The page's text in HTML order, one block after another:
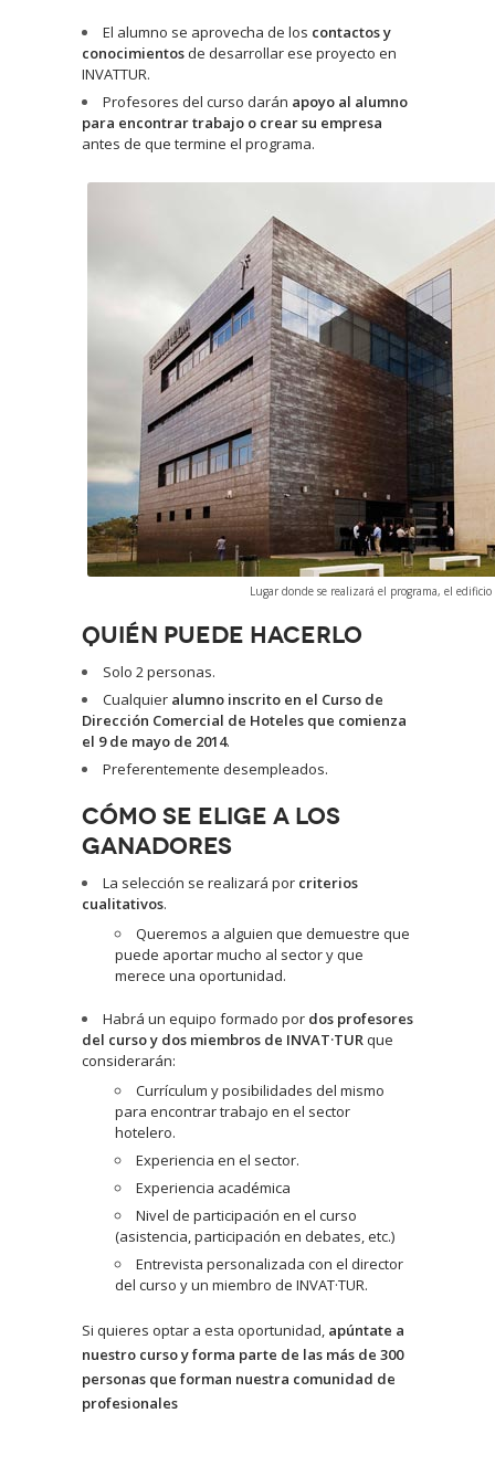
El alumno se aprovecha de los contactos y
conocimientosde desarrollar ese proyecto en
INVATTUR.
Profesores del curso darán apoyo al alumno
para encontrar trabajo o crear su empresa
antes de que termine el programa.
Lugar donde se realizará el programa, el
QUIÉN PUEDE HACERLO
Solo 2 personas.
Cualquier alumno inscrito en el Curso de
Dirección Comercial de Hoteles que comienza
el 9 de mayo de 2014.
Preferentemente desempleados.
CÓMO SE ELIGE A LOS
GANADORES
La selección se realizará por criterios
cualitativos.
Queremos a alguien que demuestre que
puede aportar mucho al sector y que
merece una oportunidad.
Habrá un equipo formado por dos profesores
del curso y dos miembros de INVAT·TURque
considerarán:
Currículum y posibilidades del mismo
para encontrar trabajo en el sector
hotelero.
Experiencia en el sector.
Experiencia académica
Nivel de participación en el curso
(asistencia, participación en debates, etc.)
Entrevista personalizada con el director
del curso y un miembro de INVAT·TUR.
Si quieres optar a esta oportunidad, apúntate a
nuestro curso y forma parte de las más de 300
personas que forman nuestra comunidad de
profesionales